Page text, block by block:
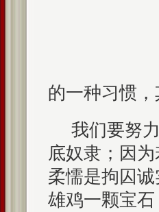
的一种习惯，
我们要努
底奴隶；因
柔懦是拘囚
雄鸡一颗宝